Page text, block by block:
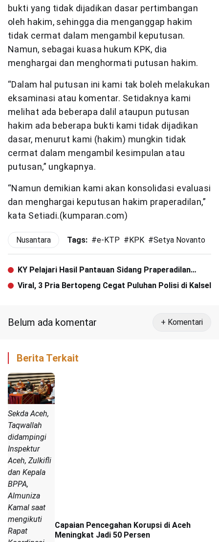
bukti yang tidak dijadikan dasar pertimbangan
oleh hakim, sehingga dia menganggap hakim
tidak cermat dalam mengambil keputusan.
Namun, sebagai kuasa hukum KPK, dia
menghargai dan menghormati putusan hakim.
“Dalam hal putusan ini kami tak boleh melakukan
eksaminasi atau komentar. Setidaknya kami
melihat ada beberapa dalil ataupun putusan
hakim ada beberapa bukti kami tidak dijadikan
dasar, menurut kami (hakim) mungkin tidak
cermat dalam mengambil kesimpulan atau
putusan,” ungkapnya.
“Namun demikian kami akan konsolidasi evaluasi
dan menghargai keputusan hakim praperadilan,”
kata Setiadi.(kumparan.com)
Nusantara Tags: #e-KTP #KPK #Setya Novanto
KY Pelajari Hasil Pantauan Sidang Praperadilan
Setnov
Viral, 3 Pria Bertopeng Cegat Puluhan Polisi di Kalsel
Belum ada komentar + Komentari
Berita Terkait
Sekda Aceh,
Taqwallah
didampingi
Inspektur
Aceh, Zulkifli
dan Kepala
BPPA,
Almuniza
Kamal saat
mengikuti
Rapat
Capaian Pencegahan Korupsi di Aceh
Meningkat Jadi 50 Persen